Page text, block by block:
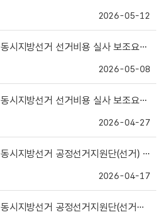
2026-05-12
선거 선거비용 실사 보조요원 채용 서류전형 합격자 공고
2026-05-08
지방선거 선거비용 실사 보조요원 채용 공고
2026-04-27
선거 공정선거지원단(선거) 최종합격자 명단 등 안내
2026-04-17
선거 공정선거지원단(선거지원단) 서류심사 합격자 명단